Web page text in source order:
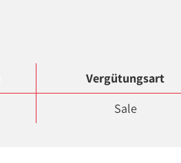
Vergütungsart
Sale